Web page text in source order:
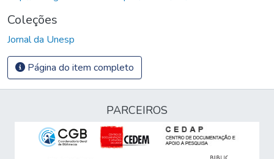
Coleções
Jornal da Unesp
Página do item completo
PARCEIROS